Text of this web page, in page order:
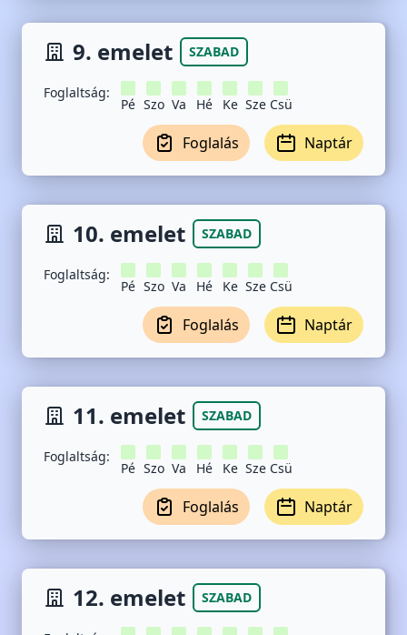
9. emelet SZABAD
Foglaltság:
Pé Szo Va Hé Ke Sze Csü
Foglalás Naptár
10. emelet SZABAD
Foglaltság:
Pé Szo Va Hé Ke Sze Csü
Foglalás Naptár
11. emelet SZABAD
Foglaltság:
Pé Szo Va Hé Ke Sze Csü
Foglalás Naptár
12. emelet SZABAD